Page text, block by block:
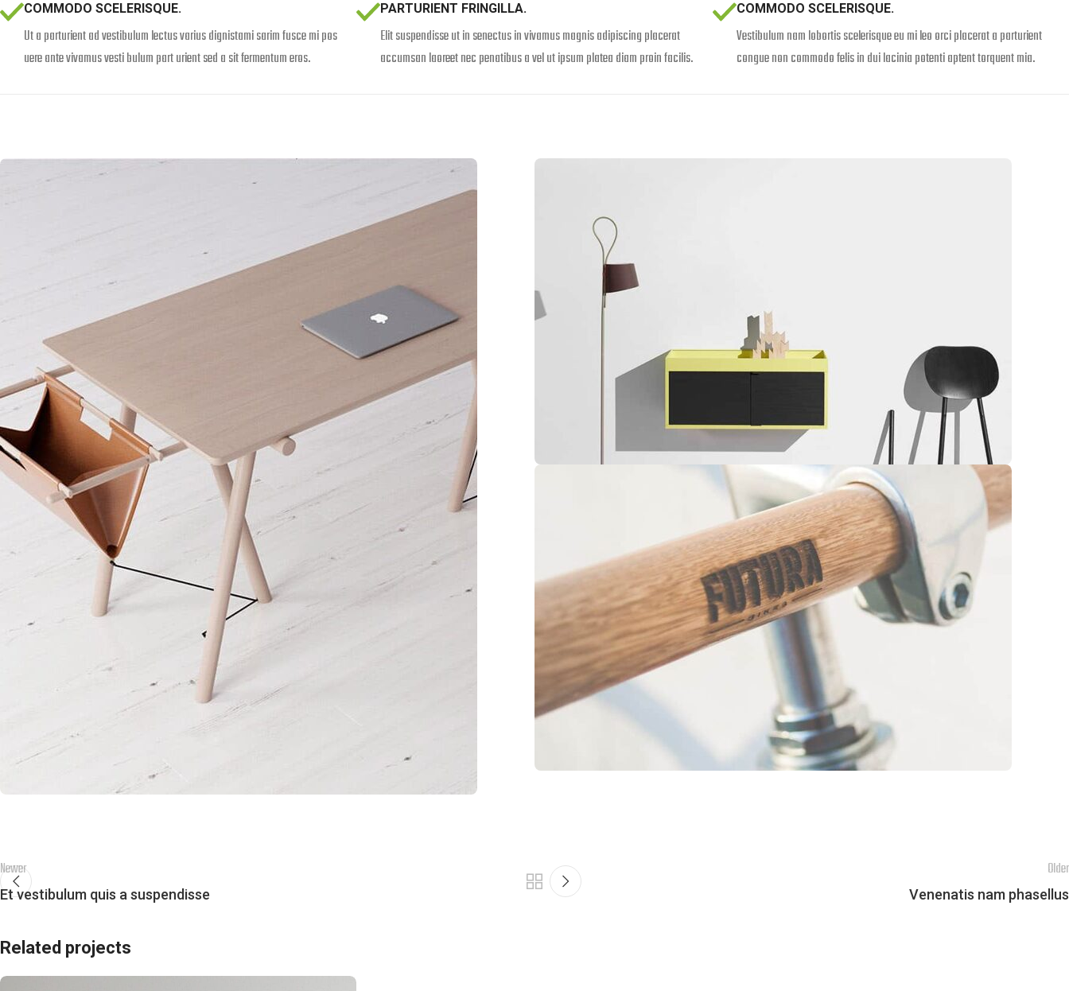
COMMODO SCELERISQUE.
Ut a parturient ad vestibulum lectus varius dignistami sarim fusce mi pos
uere ante vivamus vesti bulum part urient sed a sit fermentum eros.
PARTURIENT FRINGILLA.
Elit suspendisse ut in senectus in vivamus magnis adipiscing placerat
accumsan laoreet nec penatibus a vel ut ipsum platea diam proin facilis.
COMMODO SCELERISQUE.
Vestibulum nam lobortis scelerisque eu mi leo orci placerat a parturient
congue non commodo felis in dui lacinia potenti aptent torquent mia.
Newer
Et vestibulum quis a suspendisse
Older
Venenatis nam phasellus
Related projects